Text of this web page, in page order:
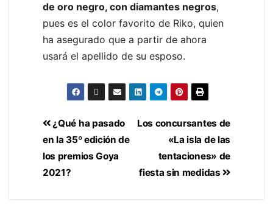
de oro negro, con diamantes negros,
pues es el color favorito de Riko, quien
ha asegurado que a partir de ahora
usará el apellido de su esposo.
Los concursantes de
«La isla de las
tentaciones» de
fiesta sin medidas
¿Qué ha pasado
en la 35º edición de
los premios Goya
2021?